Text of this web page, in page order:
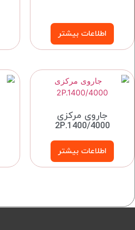
اطلاعات بیشتر
جاروی مرکزی
2P.1400/4000
اطلاعات بیشتر